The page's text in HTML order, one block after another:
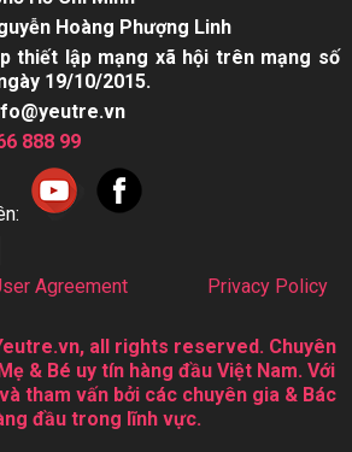
Hoàng Phượng Linh
thiết lập mạng xã hội trên mạng số
19/10/2015.
888 99
Agreement
Privacy Policy
all rights reserved. Chuyên
& Bé uy tín hàng đầu Việt Nam. Với
tham vấn bởi các chuyên gia & Bác
đầu trong lĩnh vực.